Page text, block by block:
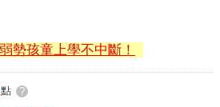
勢孩童上學不中斷！
點 ?